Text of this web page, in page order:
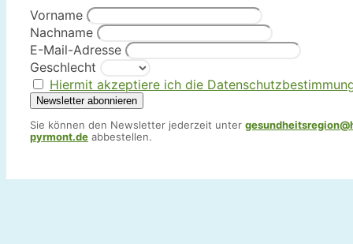
Vorname
Nachname
E-Mail-Adresse
Geschlecht
Hiermit akzeptiere ich die
Sie können den Newsletter jederzeit unter
pyrmont.de abbestellen.